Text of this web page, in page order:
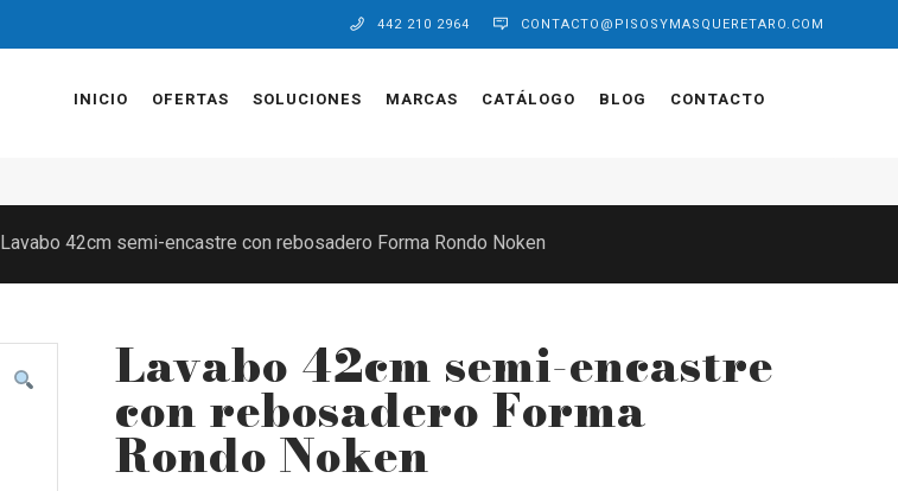
442 210 2964 CONTACTO@PISOSYMASQUERETARO.COM
INICIO OFERTAS SOLUCIONES MARCAS CATÁLOGO BLOG CONTACTO
Lavabo 42cm semi-encastre con rebosadero Forma Rondo Noken
Lavabo 42cm semi-encastre
con rebosadero Forma
Rondo Noken